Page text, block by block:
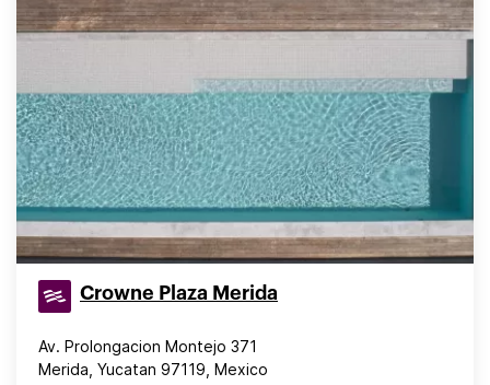
Crowne Plaza Merida
Av. Prolongacion Montejo 371
Merida, Yucatan 97119, Mexico